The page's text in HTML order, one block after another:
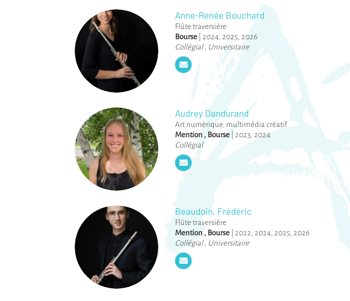
Anne-Renée Bouchard
Flûte traversière
Bourse
2024 2025 2026
Collégial, Universitaire
Audrey Dandurand
Art numérique, multimédia créatif
Mention , Bourse 2023 2024
Collégial
Beaudoin, Frédéric
Flûte traversière
Mention , Bourse 2022 2024 2025 2026
Collégial, Universitaire